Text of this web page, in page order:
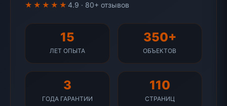
★★★★★ 4.9 · 80+ отзывов
15
ЛЕТ ОПЫТА
350+
ОБЪЕКТОВ
3
ГОДА ГАРАНТИИ
110
СТРАНИЦ